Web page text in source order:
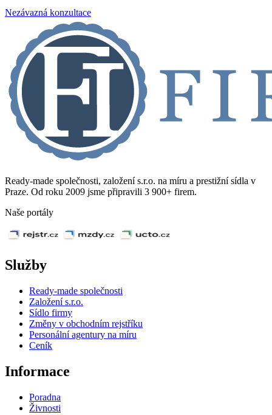
Nezávazná konzultace
Ready-made společnosti, založení s.r.o. na míru a prestižní sídla v
Praze. Od roku 2009 jsme připravili 3 900+ firem.
Naše portály
Služby
Ready-made společnosti
Založení s.r.o.
Sídlo firmy
Změny v obchodním rejstříku
Personální agentury na míru
Ceník
Informace
Poradna
Živnosti